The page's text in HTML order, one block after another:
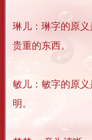
琳儿：琳字的原
贵重的东西。
敏儿：敏字的原
明。